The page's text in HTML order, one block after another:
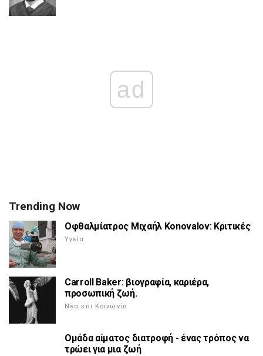
ad
Trending Now
Οφθαλμίατρος Μιχαήλ Konovalov: Κριτικές
Υγεία
Carroll Baker: βιογραφία, καριέρα,
προσωπική ζωή.
Νέα και Κοινωνία
Ομάδα αίματος διατροφή - ένας τρόπος να
τρώει για μια ζωή